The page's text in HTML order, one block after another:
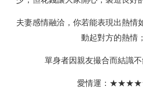
夫妻感情融洽，你若能表現出熱情
動起對方的熱情；
單身者因親友撮合而結識不
愛情運：